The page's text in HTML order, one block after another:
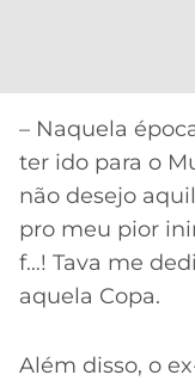
– Naquela
ter ido para o
não desejo
pro meu pior
f…! Tava me
aquela Copa.
Além disso, o